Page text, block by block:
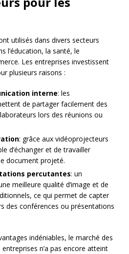
utilisés dans divers secteurs
l’éducation, la santé, le
Les entreprises investissent
plusieurs raisons :
interne: les
de partager facilement des
lors des réunions ou
: grâce aux vidéoprojecteurs
d’échanger et de travailler
document projeté.
percutantes: un
meilleure qualité d’image et de
ce qui permet de capter
des conférences ou présentations
indéniables, le marché des
n’a pas encore atteint